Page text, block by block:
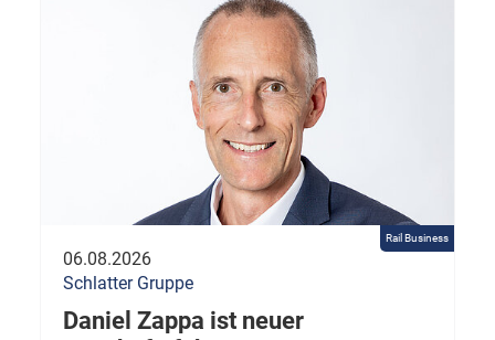
Rail Business
06.08.2026
Schlatter Gruppe
Daniel Zappa ist neuer